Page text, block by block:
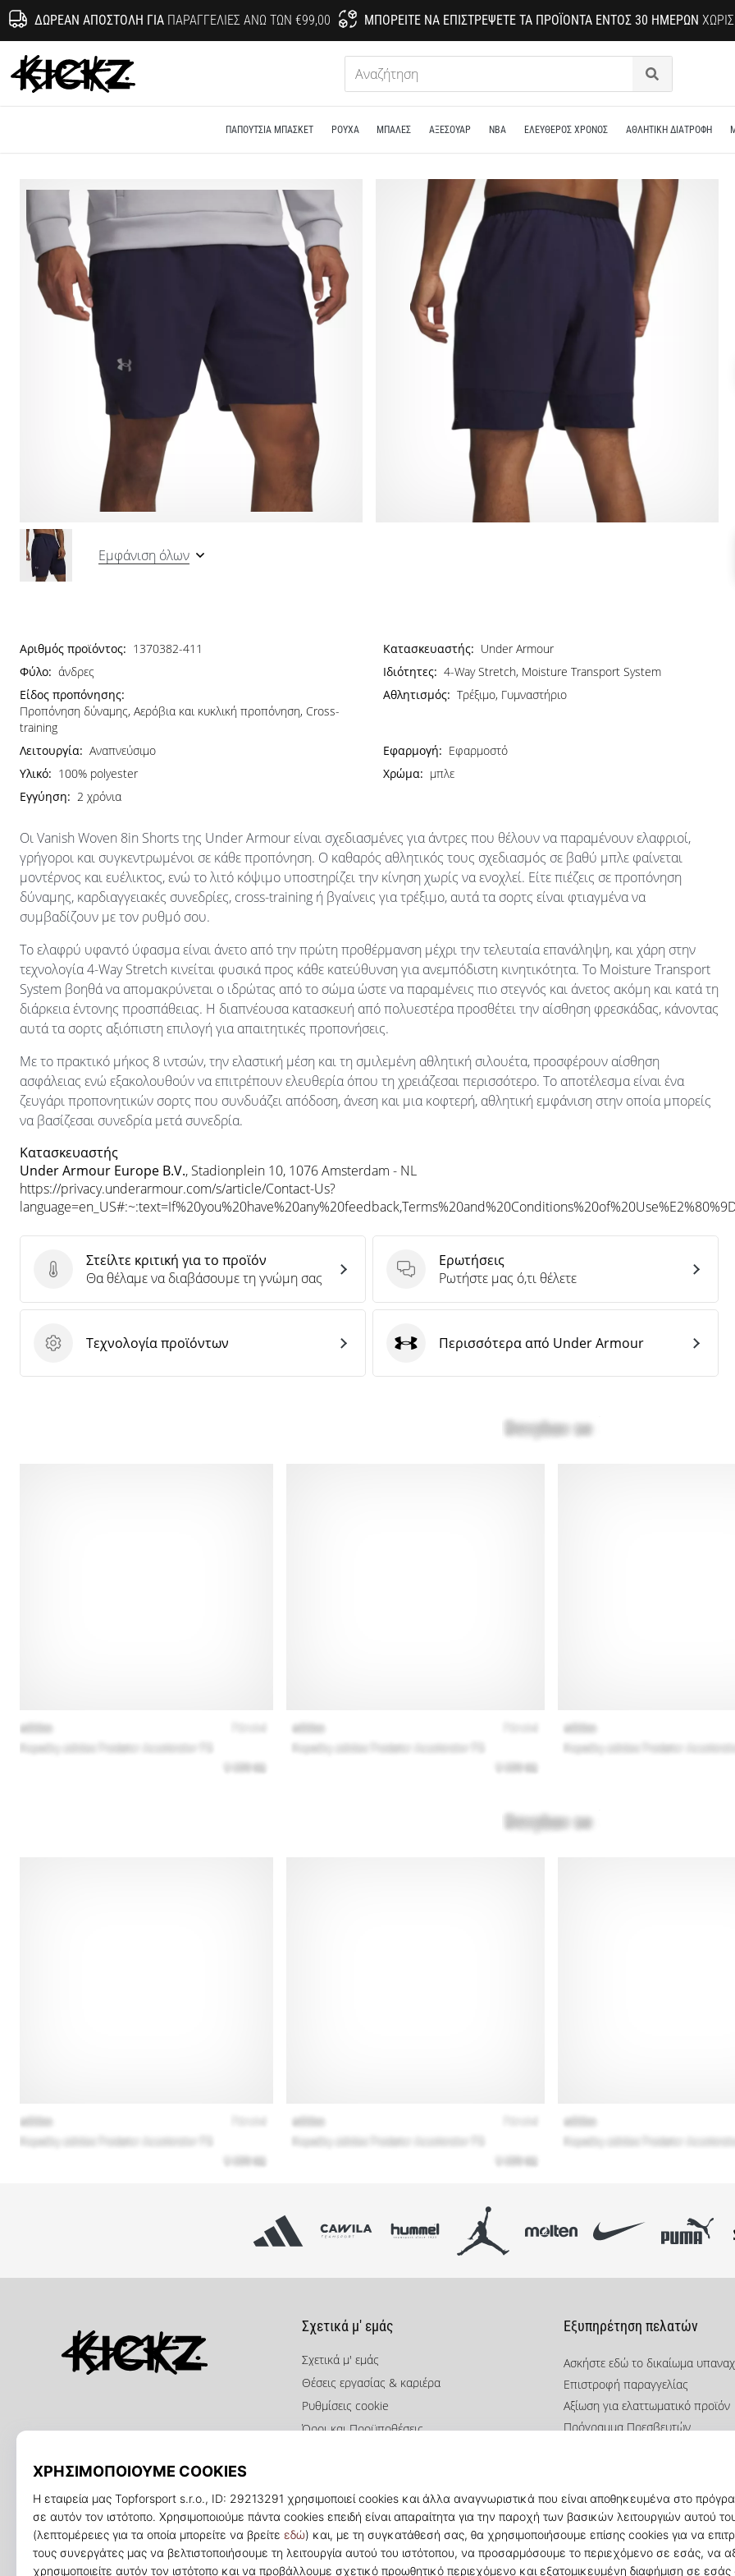
ΔΩΡΕΆΝ ΑΠΟΣΤΟΛΉ ΓΙΑΠΑΡΑΓΓΕΛΊΕΣ ΆΝΩ ΤΩΝ €99,00 ΜΠΟΡΕΊΤΕ ΝΑ ΕΠΙΣΤΡΈΨΕΤΕ ΤΑ ΠΡΟΪΌΝΤΑ ΕΝΤΌΣ 30 ΗΜΕΡΏΝ
KICKZ.gr
Αναζήτηση
ΠΑΠΟΎΤΣΙΑ ΜΠΆΣΚΕΤ ΡΟΎΧΑ ΜΠΑΛΕΣ ΑΞΕΣΟΥΑΡ NBA ΕΛΕΥΘΕΡΟΣ ΧΡΟΝΟΣ ΑΘΛΗΤΙΚΗ ΔΙΑΤΡΟΦΗ
Εμφάνιση όλων
Αριθμός προϊόντος: 1370382-411 Κατασκευαστής: Under Armour
Φύλο: άνδρες Ιδιότητες: 4-Way Stretch, Moisture Transport System
Είδος προπόνησης:
Προπόνηση δύναμης, Αερόβια και κυκλική προπόνηση, Cross-
training
Αθλητισμός: Τρέξιμο, Γυμναστήριο
Λειτουργία: Αναπνεύσιμο Εφαρμογή: Εφαρμοστό
Υλικό: 100% polyester Χρώμα: μπλε
Εγγύηση: 2 χρόνια
Οι Vanish Woven 8in Shorts της Under Armour είναι σχεδιασμένες για άντρες που θέλουν να παραμένουν ελαφριοί,
γρήγοροι και συγκεντρωμένοι σε κάθε προπόνηση. Ο καθαρός αθλητικός τους σχεδιασμός σε βαθύ μπλε φαίνεται
μοντέρνος και ευέλικτος, ενώ το λιτό κόψιμο υποστηρίζει την κίνηση χωρίς να ενοχλεί. Είτε πιέζεις σε προπόνηση
δύναμης, καρδιαγγειακές συνεδρίες, cross-training ή βγαίνεις για τρέξιμο, αυτά τα σορτς είναι φτιαγμένα να
συμβαδίζουν με τον ρυθμό σου.
Το ελαφρύ υφαντό ύφασμα είναι άνετο από την πρώτη προθέρμανση μέχρι την τελευταία επανάληψη, και χάρη στην
τεχνολογία 4-Way Stretch κινείται φυσικά προς κάθε κατεύθυνση για ανεμπόδιστη κινητικότητα. Το Moisture Transport
System βοηθά να απομακρύνεται ο ιδρώτας από το σώμα ώστε να παραμένεις πιο στεγνός και άνετος ακόμη και κατά τη
διάρκεια έντονης προσπάθειας. Η διαπνέουσα κατασκευή από πολυεστέρα προσθέτει την αίσθηση φρεσκάδας, κάνοντας
αυτά τα σορτς αξιόπιστη επιλογή για απαιτητικές προπονήσεις.
Με το πρακτικό μήκος 8 ιντσών, την ελαστική μέση και τη σμιλεμένη αθλητική σιλουέτα, προσφέρουν αίσθηση
ασφάλειας ενώ εξακολουθούν να επιτρέπουν ελευθερία όπου τη χρειάζεσαι περισσότερο. Το αποτέλεσμα είναι ένα
ζευγάρι προπονητικών σορτς που συνδυάζει απόδοση, άνεση και μια κοφτερή, αθλητική εμφάνιση στην οποία μπορείς
να βασίζεσαι συνεδρία μετά συνεδρία.
Κατασκευαστής
Under Armour Europe B.V., Stadionplein 10, 1076 Amsterdam - NL
https://privacy.underarmour.com/s/article/Contact-Us?
Στείλτε κριτική για το προϊόν
Στείλτε κριτική για το προϊόν
Θα θέλαμε να διαβάσουμε τη γνώμη σας
Ερωτήσεις
Ερωτήσεις
Ρωτήστε μας ό,τι θέλετε
Τεχνολογία προϊόντων
Τεχνολογία προϊόντων Under Armour
Περισσότερα από Under Armour
Σχετικά μ' εμάς
Σχετικά μ' εμάς
Θέσεις εργασίας & καριέρα
Ρυθμίσεις cookie
Όροι και Προϋποθέσεις
Εξυπηρέτηση πελατών
Ασκήστε εδώ το δικαίωμα
Επιστροφή παραγγελίας
Αξίωση για ελαττωματικό προϊόν
Πρόγραμμα Πρεσβευτών
Βρείτε το σωστό μέγεθος
Επικοινωνία
Συχνές ερωτήσεις
Πολιτική απορρήτου